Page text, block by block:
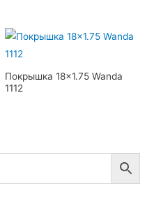
Покрышка 18×1.75 Wanda
1112